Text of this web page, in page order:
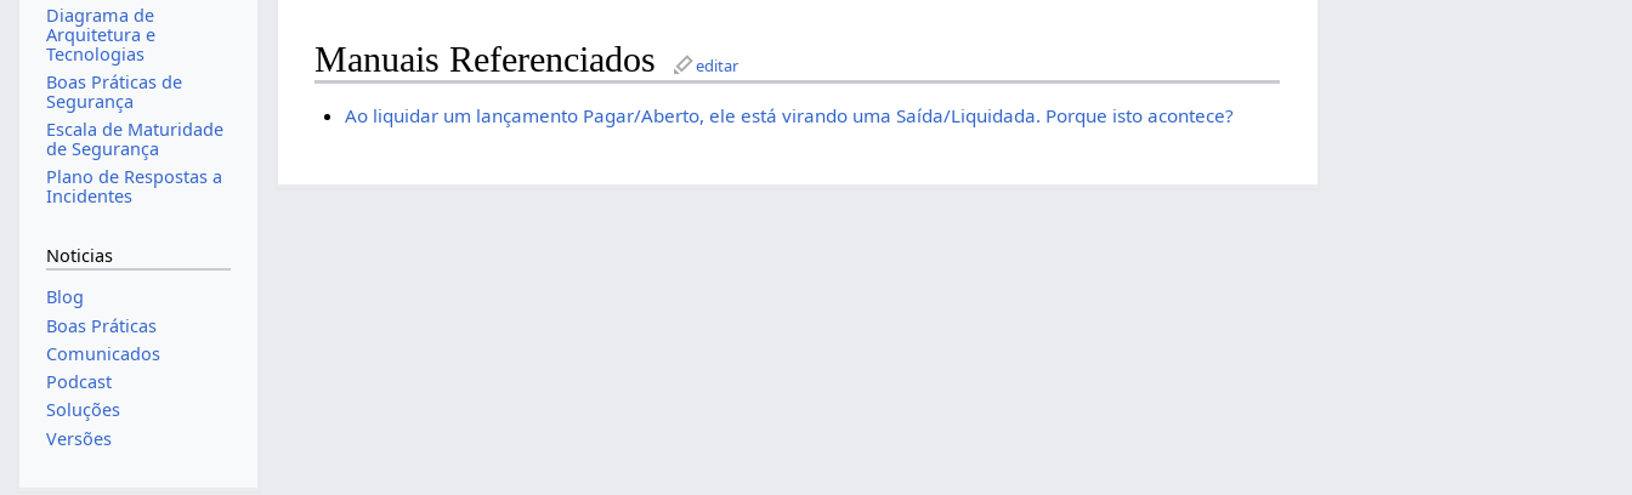
Manuais Referenciados editar
Ao liquidar um lançamento Pagar/Aberto, ele está virando uma Saída/Liquidada. Porque isto acontece?
Diagrama de
Arquitetura e
Tecnologias
Boas Práticas de
Segurança
Escala de Maturidade
de Segurança
Plano de Respostas a
Incidentes
Noticias
Blog
Boas Práticas
Comunicados
Podcast
Soluções
Versões